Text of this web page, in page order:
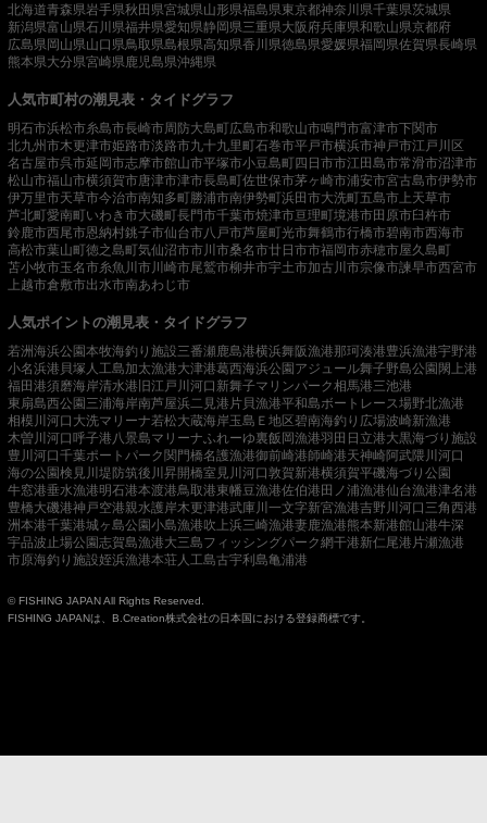
北海道青森県岩手県秋田県宮城県山形県福島県東京都神奈川県千葉県茨城県
新潟県富山県石川県福井県愛知県静岡県三重県大阪府兵庫県和歌山県京都府
広島県岡山県山口県鳥取県島根県高知県香川県徳島県愛媛県福岡県佐賀県長崎県
熊本県大分県宮崎県 鹿児島県沖縄県
人気市町村の潮見表・タイドグラフ
明石市浜松市糸島市長崎市周防大島町広島市和歌山市鳴門市富津市下関市
北九州市木更津市姫路市淡路市九十九里町石巻市平戸市横浜市神戸市江戸川区
名古屋市呉市延岡市志摩市館山市平塚市小豆島町四日市市江田島市常滑市沼津市
松山市福山市横須賀市唐津市津市長島町佐世保市茅ヶ崎市浦安市宮古島市伊勢市
伊万里市天草市今治市南知多町勝浦市南伊勢町浜田市大洗町五島市 上天草市
芦北町愛南町いわき市大磯町長門市千葉市焼津市亘理町境港市田原市臼杵市
鈴鹿市西尾市恩納村銚子市仙台市八戸市芦屋町光市舞鶴市行橋市碧南市西海市
高松市葉山町徳之島町気仙沼市市川市桑名市廿日市市福岡市赤穂市屋久島町
苫小牧市玉名市糸魚川市 川崎市尾鷲市柳井市宇土市加古川市宗像市諫早市西宮市
上越市倉敷市出水市南あわじ市
人気ポイントの潮見表・タイドグラフ
若洲海浜公園本牧海釣り施設三番瀬 鹿島港横浜舞阪漁港那珂湊港豊浜漁港宇野港
小名浜港 貝塚人工島加太漁港大津港葛西海浜公園アジュール舞子野島公園閖上港
福田港須磨海岸清水港 旧江戸川河口 新舞子マリンパーク相馬港三池港
東扇島西公園三浦海岸南芦屋浜二見港 片貝漁港平和島ボートレース場野北漁港
相模川河口 大洗マリーナ若松大蔵海岸玉島Ｅ地区碧南海釣り広場波崎新漁港
木曽川河口呼子港 八景島マリーナふれーゆ裏飯岡漁港羽田 日立港大黒海づり施設
豊川河口千葉ポートパーク関門橋名護漁港御前崎港師崎港天神崎阿武隈川河口
海の公園検見川堤防筑後川昇開橋室見川河口敦賀新港横須賀平磯海づり公園
牛窓港垂水漁港明石港本渡港鳥取港東幡豆漁港佐伯港田ノ浦漁港仙台漁港津名港
豊橋大磯港神戸空港親水護岸木更津港武庫川一文字新宮漁港吉野川河口 三角西港
洲本港千葉港城ヶ島公園小島漁港吹上浜三崎漁港妻鹿漁港熊本新港館山港牛深
宇品波止場公園志賀島漁港大三島フィッシングパーク網干港新仁尾港 片瀬漁港
市原海釣り施設姪浜漁港本荘人工島古宇利島亀浦港
© FISHING JAPAN All Rights Reserved.
FISHING JAPANは、B.Creation株式会社の日本国における登録商標です。